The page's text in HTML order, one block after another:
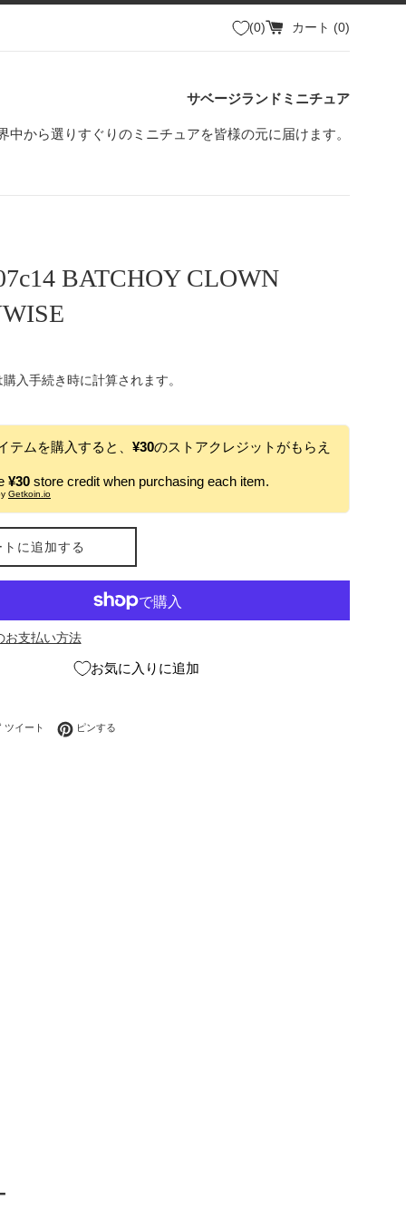
0 カート (0)
サベージランドミニチュア
中から選りすぐりのミニチュアを皆様の元に届けます。
BATCHOY CLOWN
購入手続き時に計算されます。
テムを購入すると、 ¥30のストアクレジットがもらえ
¥30 store credit when purchasing each item.
Getkoin.io
に追加する
お支払い方法
お気に入りに追加
でシェアする
ツイート Twitterに投稿する
ピンする